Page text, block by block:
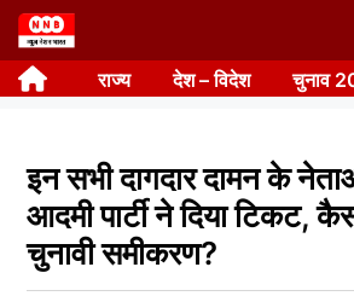
Skip
to
content राज्य देश – विदेश चुनाव
इन सभी दागदार दामन के
आदमी पार्टी ने दिया टिकट,
चुनावी समीकरण?